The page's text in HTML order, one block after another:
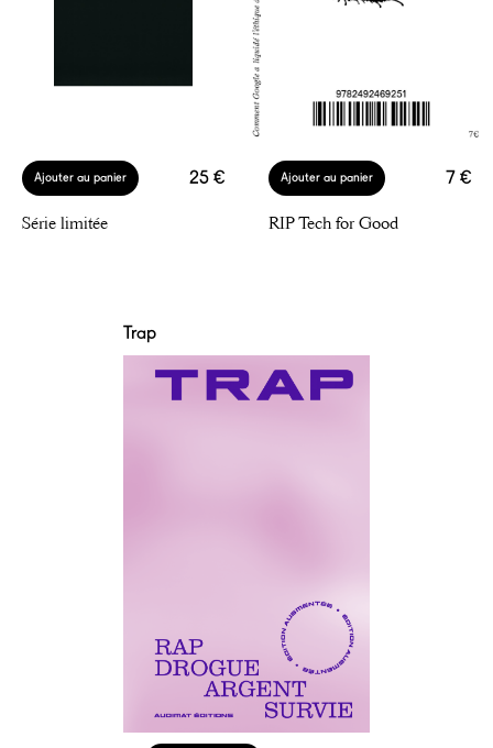
25 €
Ajouter au panier
Série limitée
7 €
Ajouter au panier
RIP Tech for Good
Trap